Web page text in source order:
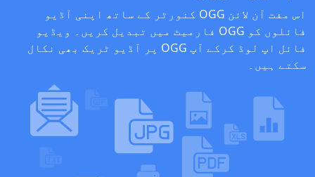
اس مفت آن لائن OGG کنورٹر کے ساتھ اپنی آڈیو
فائلوں کو OGG فارمیٹ میں تبدیل کریں۔ ویڈیو
فائل اپ لوڈ کرکے آپ OGG پر آڈیو ٹریک بھی نکال
سکتے ہیں۔